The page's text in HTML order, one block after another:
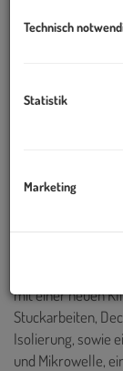
Elegante,
Objekt und
In einem schönen
wird diese
Wohnung
mit einer neuen
Stuckarbeiten,
Isolierung, sowie
und Mikrowelle,
Technisch
Statistik
Marketing